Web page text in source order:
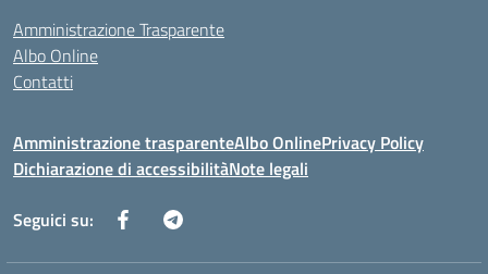
Amministrazione Trasparente
Albo Online
Contatti
Amministrazione trasparenteAlbo OnlinePrivacy Policy
Dichiarazione di accessibilitàNote legali
Seguici su: